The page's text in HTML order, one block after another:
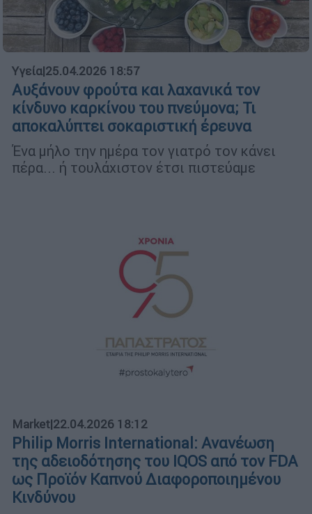
Υγεία|25.04.2026 18:57
Αυξάνουν φρούτα και λαχανικά τον
κίνδυνο καρκίνου του πνεύμονα; Τι
αποκαλύπτει σοκαριστική έρευνα
Ένα μήλο την ημέρα τον γιατρό τον κάνει
πέρα... ή τουλάχιστον έτσι πιστεύαμε
Market|22.04.2026 18:12
Philip Morris International: Ανανέωση
της αδειοδότησης του IQOS από τον FDA
ως Προϊόν Καπνού Διαφοροποιημένου
Κινδύνου